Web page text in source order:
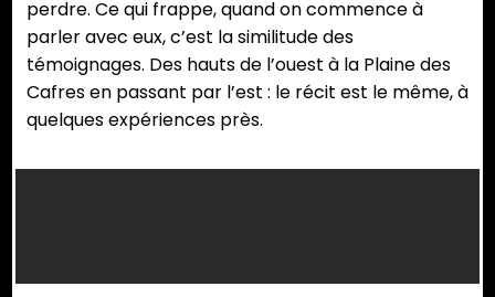
perdre. Ce qui frappe, quand on commence à
parler avec eux, c’est la similitude des
témoignages. Des hauts de l’ouest à la Plaine des
Cafres en passant par l’est : le récit est le même, à
quelques expériences près.